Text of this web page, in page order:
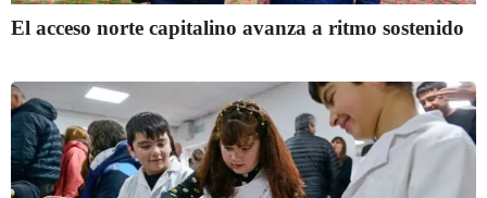
El acceso norte capitalino avanza a ritmo sostenido